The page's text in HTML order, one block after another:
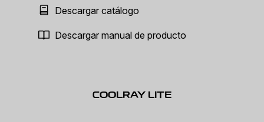
Descargar catálogo
Descargar manual de producto
COOLRAY LITE